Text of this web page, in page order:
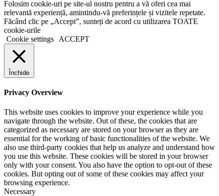
Folosim cookie-uri pe site-ul nostru pentru a vă oferi cea mai
relevantă experiență, amintindu-vă preferințele și vizitele repetate.
Făcând clic pe „Accept”, sunteți de acord cu utilizarea TOATE
cookie-urile
Cookie settings
ACCEPT
Închide
Privacy Overview
This website uses cookies to improve your experience while you
navigate through the website. Out of these, the cookies that are
categorized as necessary are stored on your browser as they are
essential for the working of basic functionalities of the website. We
also use third-party cookies that help us analyze and understand how
you use this website. These cookies will be stored in your browser
only with your consent. You also have the option to opt-out of these
cookies. But opting out of some of these cookies may affect your
browsing experience.
Necessary